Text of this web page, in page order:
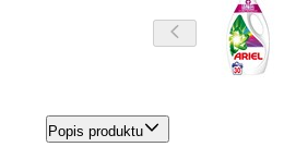
Popis produktu